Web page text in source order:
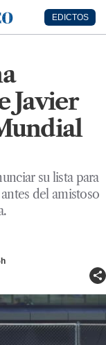
EDICTOS
Javier
su lista para
del amistoso